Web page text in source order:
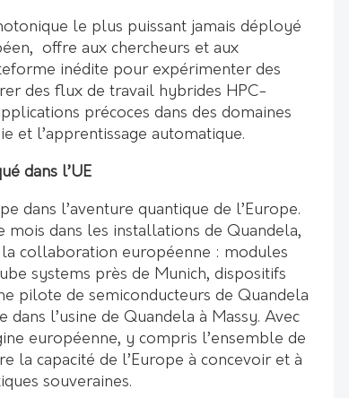
le plus puissant jamais déployé
offre aux chercheurs et aux
inédite pour expérimenter des
des flux de travail hybrides HPC-
précoces dans des domaines
et l’apprentissage automatique.
dans l’UE
dans l’aventure quantique de l’Europe.
dans les installations de Quandela,
collaboration européenne : modules
systems près de Munich, dispositifs
pilote de semiconducteurs de Quandela
dans l’usine de Quandela à Massy. Avec
européenne, y compris l’ensemble de
la capacité de l’Europe à concevoir et à
souveraines.